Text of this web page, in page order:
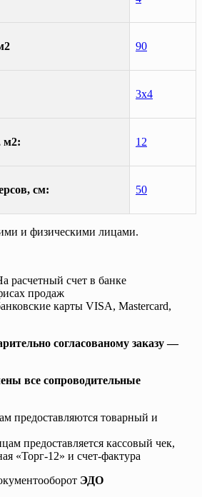
90
3х4
м2: 12
см: 50
и физическими лицами.
расчетный счет в банке
продаж
карты VISA, Mastercard,
согласованому заказу —
все сопроводительные
предоставляются товарный и
предоставляется кассовый чек,
«Торг-12» и счет-фактура
ЭДО